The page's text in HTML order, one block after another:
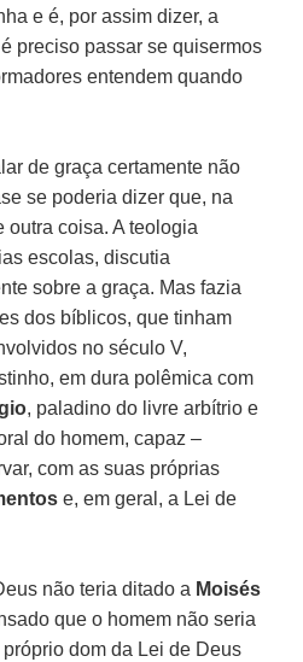
e é, por assim dizer, a
preciso passar se quisermos
entendem quando
de graça certamente não
se poderia dizer que, na
outra coisa. A teologia
escolas, discutia
sobre a graça. Mas fazia
dos bíblicos, que tinham
no século V,
em dura polêmica com
, paladino do livre arbítrio e
do homem, capaz –
com as suas próprias
e, em geral, a Lei de
não teria ditado a Moisés
que o homem não seria
dom da Lei de Deus